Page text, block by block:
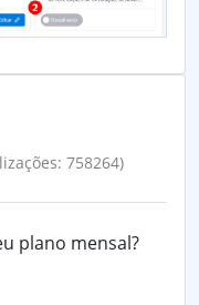
758264)
plano mensal?